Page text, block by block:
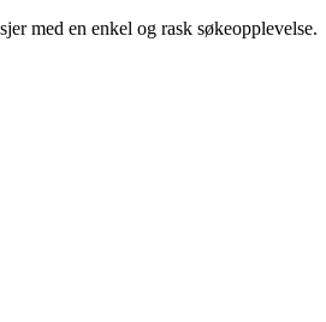
med en enkel og rask søkeopplevelse.